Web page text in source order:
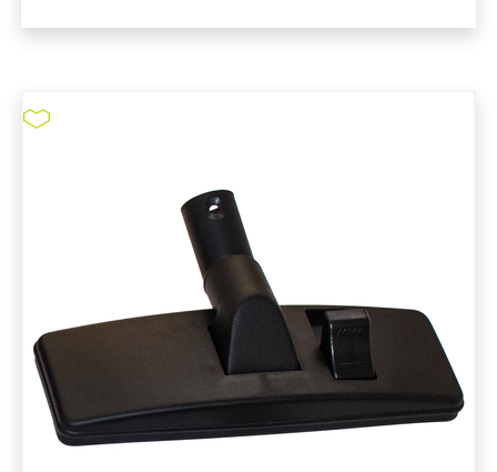
Marke: Tiger-Vac
Art Staubsauger: Trockensauger
HEPA-Filter
ULPA-Filter
Filtrationssystem: 4-stufig
Staubsauger #CR-4D